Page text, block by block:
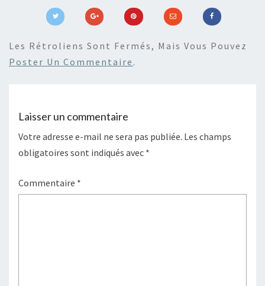
Les Rétroliens Sont Fermés, Mais Vous Pouvez
Poster Un Commentaire .
Laisser un commentaire
Votre adresse e-mail ne sera pas publiée. Les champs
obligatoires sont indiqués avec *
Commentaire *